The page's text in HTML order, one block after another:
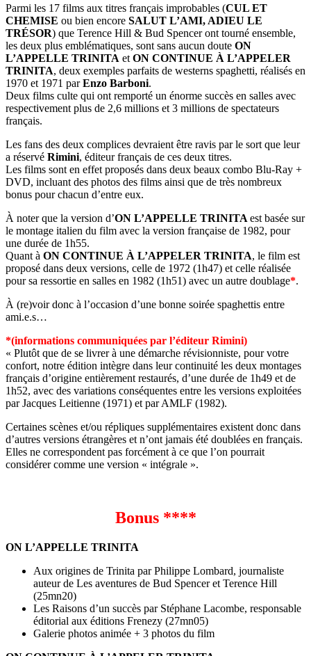
Parmi les 17 films aux titres français improbables (CUL ET
CHEMISE ou bien encore SALUT L’AMI, ADIEU LE
TRÉSOR) que Terence Hill & Bud Spencer ont tourné ensemble,
les deux plus emblématiques, sont sans aucun doute ON
L’APPELLE TRINITA et ON CONTINUE À L’APPELER
TRINITA, deux exemples parfaits de westerns spaghetti, réalisés en
1970 et 1971 parEnzo Barboni.
Deux films culte qui ont remporté un énorme succès en salles avec
respectivement plus de 2,6 millions et 3 millions de spectateurs
français.
Les fans des deux complices devraient être ravis par le sort que leur
a réservé Rimini, éditeur français de ces deux titres.
Les films sont en effet proposés dans deux beaux combo Blu-Ray +
DVD, incluant des photos des films ainsi que de très nombreux
bonus pour chacun d’entre eux.
À noter que la version d’ON L’APPELLE TRINITA est basée sur
le montage italien du film avec la version française de 1982, pour
une durée de 1h55.
Quant à ON CONTINUE À L’APPELER TRINITA, le film est
proposé dans deux versions, celle de 1972 (1h47) et celle réalisée
pour sa ressortie en salles en 1982 (1h51) avec un autre doublage*.
À (re)voir donc à l’occasion d’une bonne soirée spaghettis entre
ami.e.s…
*(informations communiquées par l’éditeur Rimini)
« Plutôt que de se livrer à une démarche révisionniste, pour votre
confort, notre édition intègre dans leur continuité les deux montages
français d’origine entièrement restaurés, d’une durée de 1h49 et de
1h52, avec des variations conséquentes entre les versions exploitées
par Jacques Leitienne (1971) et par AMLF (1982).
Certaines scènes et/ou répliques supplémentaires existent donc dans
d’autres versions étrangères et n’ont jamais été doublées en français.
Elles ne correspondent pas forcément à ce que l’on pourrait
considérer comme une version « intégrale ».
Bonus ****
ON L’APPELLE TRINITA
Aux origines de Trinita par Philippe Lombard, journaliste
auteur de Les aventures de Bud Spencer et Terence Hill
(25mn20)
Les Raisons d’un succès par Stéphane Lacombe, responsable
éditorial aux éditions Frenezy (27mn05)
Galerie photos animée + 3 photos du film